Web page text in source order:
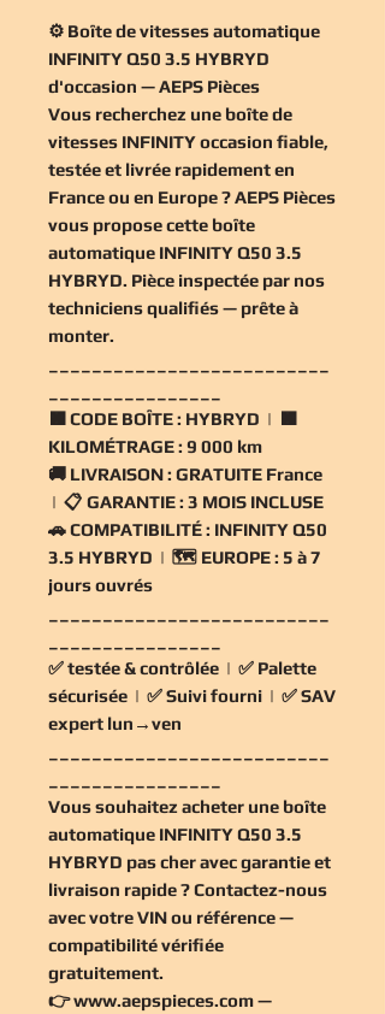
⚙️ Boîte de vitesses automatique
INFINITY Q50 3.5 HYBRYD
d'occasion — AEPS Pièces
Vous recherchez une boîte de
vitesses INFINITY occasion fiable,
testée et livrée rapidement en
France ou en Europe ? AEPS Pièces
vous propose cette boîte
automatique INFINITY Q50 3.5
HYBRYD. Pièce inspectée par nos
techniciens qualifiés — prête à
monter.
🟧CODE BOÎTE : HYBRYD | 🟧
KILOMÉTRAGE : 9 000 km
🚚 LIVRAISON : GRATUITE France
| 📋 GARANTIE : 3 MOIS INCLUSE
🚗COMPATIBILITÉ : INFINITY Q50
3.5 HYBRYD | 🗺️ EUROPE : 5 à 7
jours ouvrés
✅testée & contrôlée | ✅ Palette
sécurisée | ✅Suivi fourni | ✅SAV
expert lun→ven
Vous souhaitez acheter une boîte
automatique INFINITY Q50 3.5
HYBRYD pas cheravec garantie et
livraison rapide ? Contactez-nous
avec votre VIN ou référence —
compatibilité vérifiée
gratuitement.
👉www.aepspieces.com—